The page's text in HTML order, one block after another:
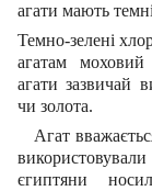
агати мають
Темно-зелені
агатам моховий
агати зазвичай
чи золота.
Агат
єгиптяни